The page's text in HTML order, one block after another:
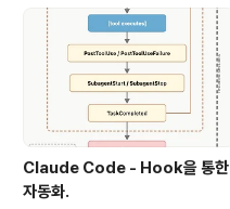
Claude Code - Hook을 통한
자동화.